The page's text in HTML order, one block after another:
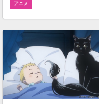
アニメ